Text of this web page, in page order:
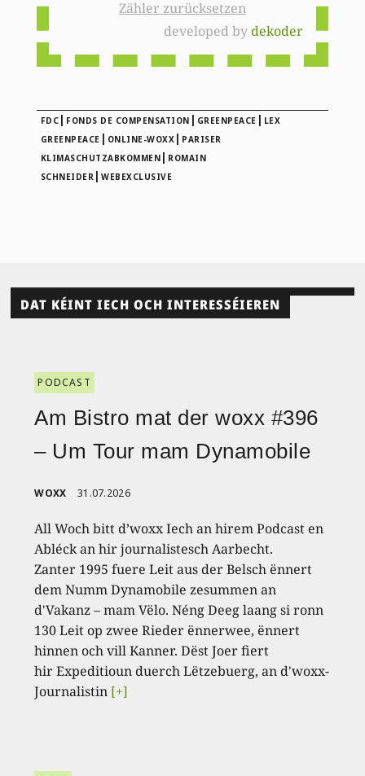
Zähler zurücksetzen
developed bydekoder
FDC | FONDS DE COMPENSATION | GREENPEACE | LEX
GREENPEACE | ONLINE-WOXX | PARISER
KLIMASCHUTZABKOMMEN | ROMAIN
SCHNEIDER |WEBEXCLUSIVE
DAT KÉINT IECH OCH INTERESSÉIEREN
PODCAST
Am Bistro mat der woxx #396
– Um Tour mam Dynamobile
WOXX 31.07.2026
All Woch bitt d’woxx Iech an hirem Podcast en
Abléck an hir journalistesch Aarbecht.
Zanter 1995 fuere Leit aus der Belsch ënnert
dem Numm Dynamobile zesummen an
d'Vakanz – mam Vëlo. Néng Deeg laang si ronn
130 Leit op zwee Rieder ënnerwee, ënnert
hinnen och vill Kanner. Dëst Joer fiert
hir Expeditioun duerch Lëtzebuerg, an d'woxx-
Journalistin [+]